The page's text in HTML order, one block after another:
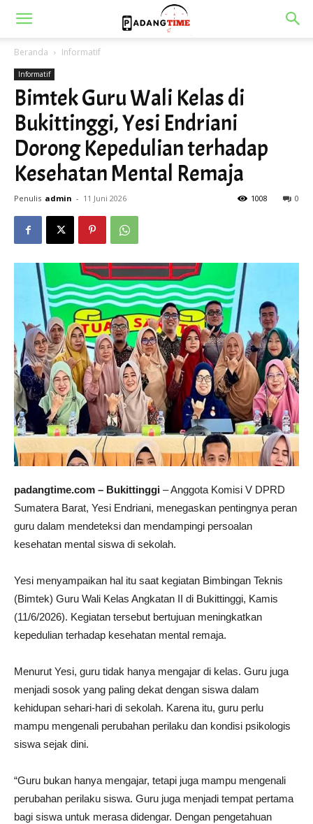
Beranda Informatif
Informatif
Bimtek Guru Wali Kelas di
Bukittinggi, Yesi Endriani
Dorong Kepedulian terhadap
Kesehatan Mental Remaja
Penulis admin - 11 Juni 2026 0
1008
padangtime.com – Bukittinggi – Anggota Komisi V DPRD
Sumatera Barat, Yesi Endriani, menegaskan pentingnya peran
guru dalam mendeteksi dan mendampingi persoalan
kesehatan mental siswa di sekolah.
Yesi menyampaikan hal itu saat kegiatan Bimbingan Teknis
(Bimtek) Guru Wali Kelas Angkatan II di Bukittinggi, Kamis
(11/6/2026). Kegiatan tersebut bertujuan meningkatkan
kepedulian terhadap kesehatan mental remaja.
Menurut Yesi, guru tidak hanya mengajar di kelas. Guru juga
menjadi sosok yang paling dekat dengan siswa dalam
kehidupan sehari-hari di sekolah. Karena itu, guru perlu
mampu mengenali perubahan perilaku dan kondisi psikologis
siswa sejak dini.
“Guru bukan hanya mengajar, tetapi juga mampu mengenali
perubahan perilaku siswa. Guru juga menjadi tempat pertama
bagi siswa untuk merasa didengar. Dengan pengetahuan